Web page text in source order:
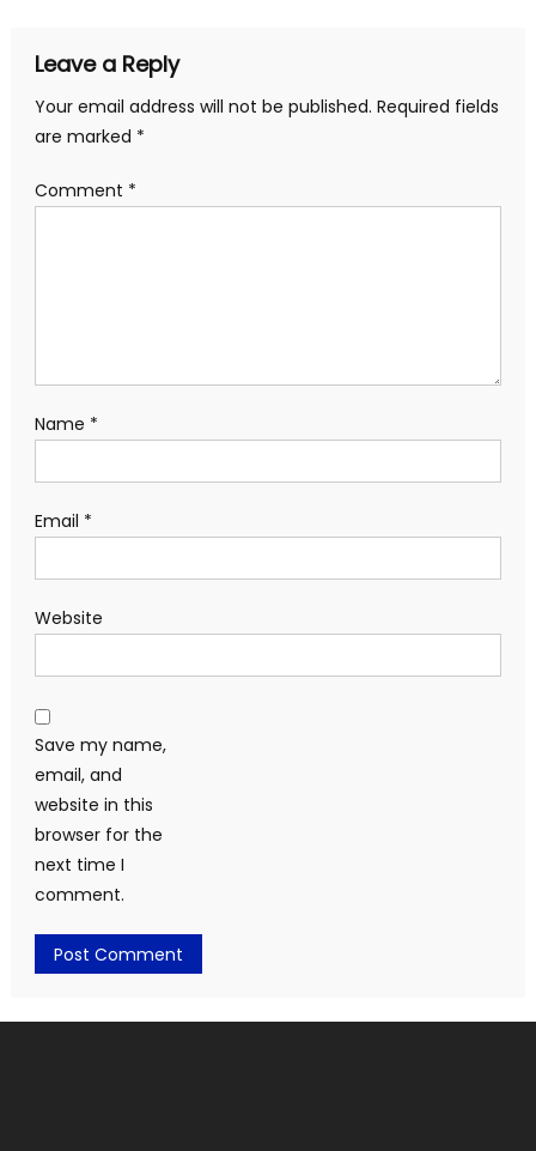
Leave a Reply
Your email address will not be published. Required fields
are marked *
Comment *
Name *
Email *
Website
Save my name,
email, and
website in this
browser for the
next time I
comment.